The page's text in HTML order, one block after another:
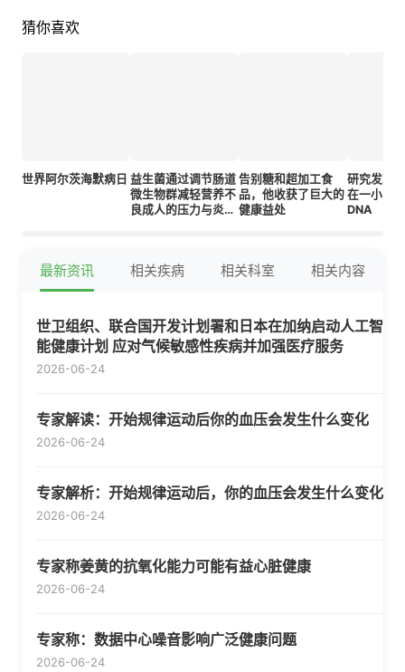
猜你喜欢
世界阿尔茨海默病日 益生菌通过调节肠道
微生物群减轻营养不
良成人的压力与炎
告别糖和超加工食
品，他收获了巨大的
健康益处
研究发现
在一小时
DNA
最新资讯 相关疾病 相关科室 相关内容
世卫组织、联合国开发计划署和日本在加纳启动人工智
能健康计划 应对气候敏感性疾病并加强医疗服务
2026-06-24
专家解读：开始规律运动后你的血压会发生什么变化
2026-06-24
专家解析：开始规律运动后，你的血压会发生什么变化
2026-06-24
专家称姜黄的抗氧化能力可能有益心脏健康
2026-06-24
专家称：数据中心噪音影响广泛健康问题
2026-06-24